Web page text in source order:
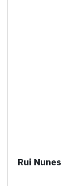
Rui Nunes